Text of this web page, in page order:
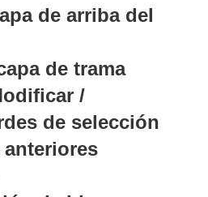
de arriba del
de trama
/
de selección